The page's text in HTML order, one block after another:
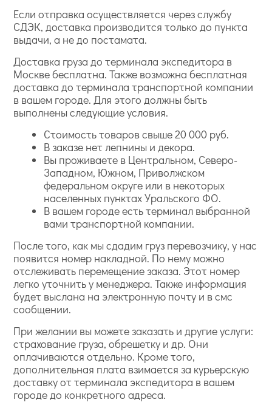
Если отправка осуществляется через службу
СДЭК, доставка производится только до пункта
выдачи, а не до постамата.
Доставка груза до терминала экспедитора в
Москве бесплатна. Также возможна бесплатная
доставка до терминала транспортной компании
в вашем городе. Для этого должны быть
выполнены следующие условия.
Стоимость товаров свыше 20 000 руб.
В заказе нет лепнины и декора.
Вы проживаете в Центральном, Северо-
Западном, Южном, Приволжском
федеральном округе или в некоторых
населенных пунктах Уральского ФО.
В вашем городе есть терминал выбранной
вами транспортной компании.
После того, как мы сдадим груз перевозчику, у нас
появится номер накладной. По нему можно
отслеживать перемещение заказа. Этот номер
легко уточнить у менеджера. Также информация
будет выслана на электронную почту и в смс
сообщении.
При желании вы можете заказать и другие услуги:
страхование груза, обрешетку и др. Они
оплачиваются отдельно. Кроме того,
дополнительная плата взимается за курьерскую
доставку от терминала экспедитора в вашем
городе до конкретного адреса.